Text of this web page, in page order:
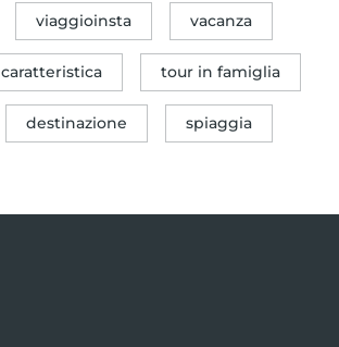
viaggioinsta vacanza
caratteristica tour in famiglia
destinazione spiaggia